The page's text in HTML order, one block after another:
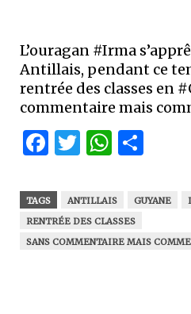
L’ouragan #Irma
Antillais, pendant ce
rentrée des classes en
commentaire mais
Facebook
Twitter
TAGS ANTILLAIS GUYANE
RENTRÉE DES CLASSES
SANS COMMENTAIRE MAIS